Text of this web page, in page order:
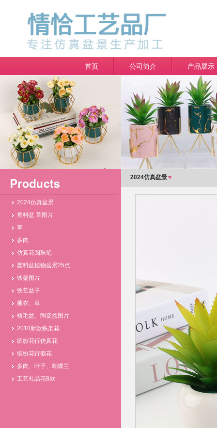
首页 公司简介 产品展示
2024仿真盆景
塑料盆 草图片
草
多肉
仿真花圆珠笔
塑料盆植物盆景25点
铁架图片
铁艺盆子
薰衣、草
植毛盆、陶瓷盆图片
2010新款铁架花
缤纷花行仿真花
缤纷花行假花
多肉、叶子、蝴蝶兰
工艺礼品花8款
2024仿真盆景